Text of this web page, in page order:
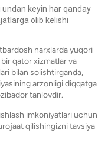
keyin har qanday
olib kelishi
narxlarda yuqori
qator xizmatlar va
bilan solishtirganda,
arzonligi diqqatga
tanlovdir.
imkoniyatlari uchun
qilishingizni tavsiya